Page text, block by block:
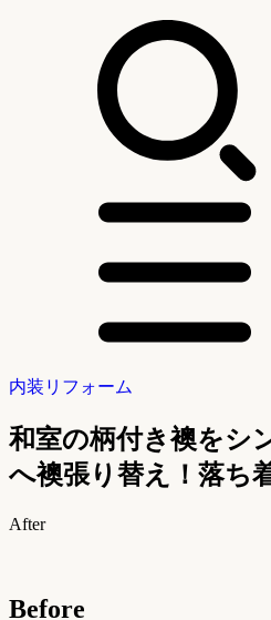
内装リフォーム
和室の柄付き襖をシ
へ襖張り替え！落ち
After
Before